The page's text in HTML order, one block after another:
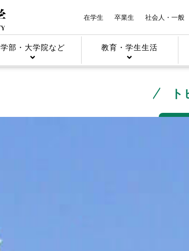
在学生 卒業生 社会人・一般
学部・大学院など 教育・学生生活